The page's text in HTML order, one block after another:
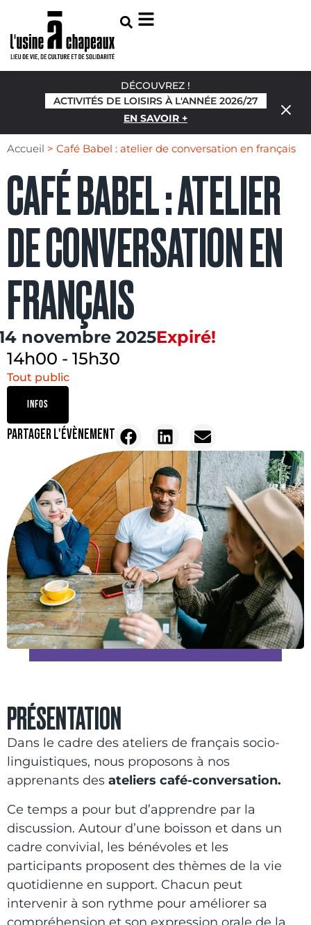
DÉCOUVREZ !
ACTIVITÉS DE LOISIRS À L'ANNÉE 2026/27
EN SAVOIR +
Accueil > Café Babel : atelier de conversation en français
CAFÉ BABEL : ATELIER
DE CONVERSATION EN
FRANÇAIS
novembre 2025Expiré!
14h00 - 15h30
Tout public
INFOS
PARTAGER L'ÉVÈNEMENT
PRÉSENTATION
Dans le cadre des ateliers de français socio-
linguistiques, nous proposons à nos
apprenants des ateliers café-conversation.
Ce temps a pour but d’apprendre par la
discussion. Autour d’une boisson et dans un
cadre convivial, les bénévoles et les
participants proposent des thèmes de la vie
quotidienne en support. Chacun peut
intervenir à son rythme pour améliorer sa